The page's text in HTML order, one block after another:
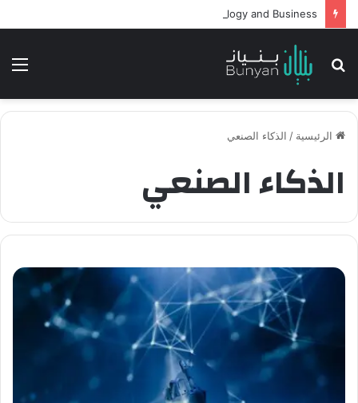
بحث
الرئيسية / الذكاء الصنعي
الذكاء الصنعي